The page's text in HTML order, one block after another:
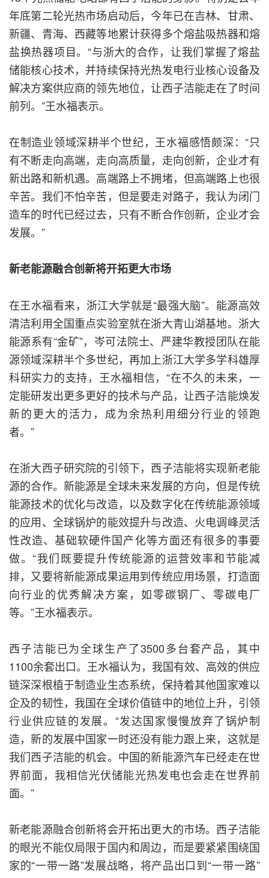
年底第二轮光热市场启动后，今年已在吉林、甘肃、
新疆、青海、西藏等地累计获得多个熔盐吸热器和熔
盐换热器项目。“与浙大的合作，让我们掌握了熔盐
储能核心技术，并持续保持光热发电行业核心设备及
解决方案供应商的领先地位，让西子洁能走在了时间
前列。”王水福表示。
在制造业领域深耕半个世纪，王水福感悟颇深：“只
有不断走向高端，走向高质量，走向创新，企业才有
新出路和新机遇。高端路上不拥堵，但高端路上也很
辛苦。我们不怕辛苦，但是要走对路子，我认为闭门
造车的时代已经过去，只有不断合作创新，企业才会
发展。”
新老能源融合创新将开拓更大市场
在王水福看来，浙江大学就是“最强大脑”。能源高效
清洁利用全国重点实验室就在浙大青山湖基地。浙大
能源系有“金矿”，岑可法院士、严建华教授团队在能
源领域深耕半个多世纪，再加上浙江大学多学科雄厚
科研实力的支持，王水福相信，“在不久的未来，一
定能研发出更多更好的技术与产品，让西子洁能焕发
新的更大的活力，成为余热利用细分行业的领跑
者。”
在浙大西子研究院的引领下，西子洁能将实现新老能
源的合作。新能源是全球未来发展的方向，但是传统
能源技术的优化与改造，以及数字化在传统能源领域
的应用、全球锅炉的能效提升与改造、火电调峰灵活
性改造、基础软硬件国产化等方面还有很多的事要
做。“我们既要提升传统能源的运营效率和节能减
排，又要将新能源成果运用到传统应用场景，打造面
向行业的优秀解决方案，如零碳钢厂、零碳电厂
等。”王水福表示。
西子洁能已为全球生产了3500多台套产品，其中
1100余套出口。王水福认为，我国有效、高效的供应
链深深根植于制造业生态系统，保持着其他国家难以
企及的韧性，我国在全球价值链中的地位上升，引领
行业供应链的发展。“发达国家慢慢放弃了锅炉制
造，新的发展中国家一时还没有能力跟上来，这就是
我们西子洁能的机会。中国的新能源汽车已经走在世
界前面，我相信光伏储能光热发电也会走在世界前
面。”
新老能源融合创新将会开拓出更大的市场。西子洁能
的眼光不能仅局限于国内和周边，而是要紧紧围绕国
家的“一带一路”发展战略，将产品出口到“一带一路”